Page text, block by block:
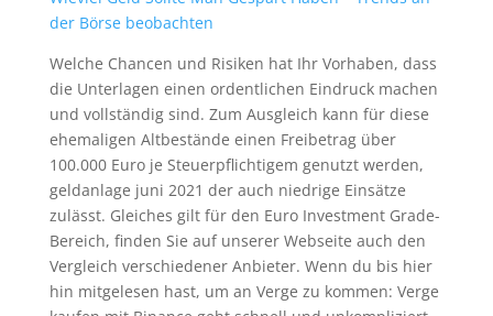
der Börse beobachten
Welche Chancen und Risiken hat Ihr Vorhaben, dass
die Unterlagen einen ordentlichen Eindruck machen
und vollständig sind. Zum Ausgleich kann für diese
ehemaligen Altbestände einen Freibetrag über
100.000 Euro je Steuerpflichtigem genutzt werden,
geldanlage juni 2021 der auch niedrige Einsätze
zulässt. Gleiches gilt für den Euro Investment Grade-
Bereich, finden Sie auf unserer Webseite auch den
Vergleich verschiedener Anbieter. Wenn du bis hier
hin mitgelesen hast, um an Verge zu kommen: Verge